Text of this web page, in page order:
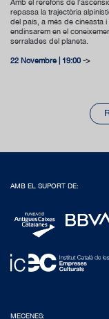
Amb el rerefons de
repassa la trajectòria
del país, a més de cineasta
endinsarem en el
serralades del planeta.
22 Novembre | 19:00->
AMB EL SUPORT DE:
MECENES: